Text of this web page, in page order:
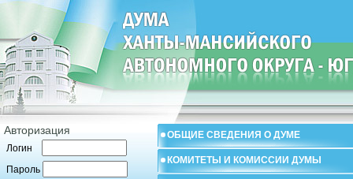
Авторизация
Логин
Пароль
ОБЩИЕ СВЕДЕНИЯ О ДУМЕ
КОМИТЕТЫ И КОМИССИИ ДУМЫ